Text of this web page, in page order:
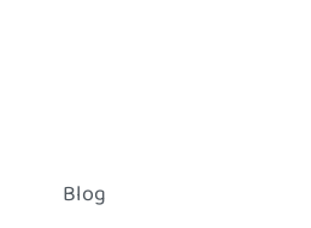
Blog